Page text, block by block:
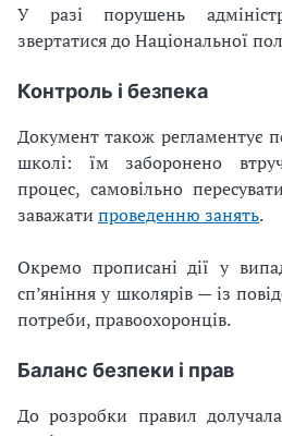
У разі порушень
звертатися до Національної
Контроль і безпека
Документ також регламентує
школі: їм заборонено
процес, самовільно
заважати проведенню занять.
Окремо прописані дії у
сп’яніння у школярів — із
потреби, правоохоронців.
Баланс безпеки і прав
До розробки правил